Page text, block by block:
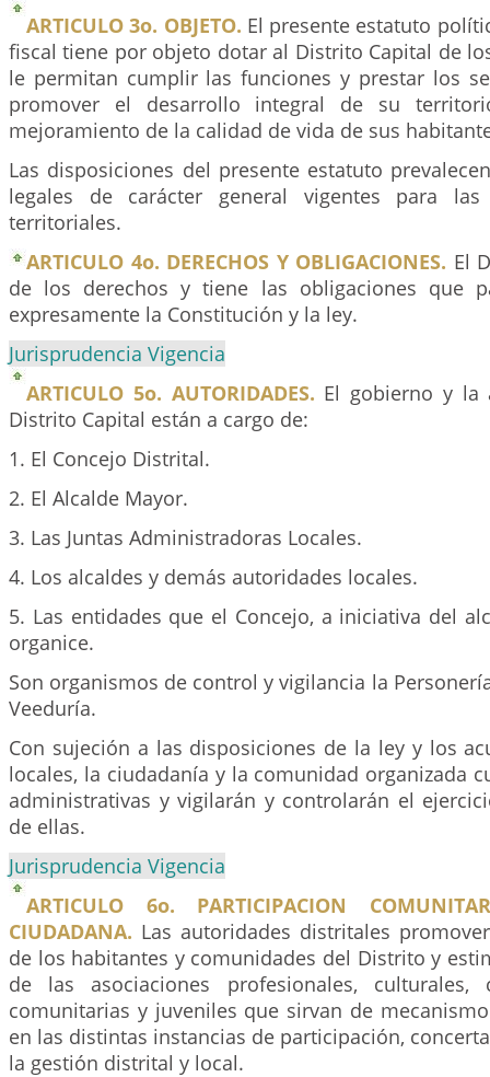
ARTICULO 3o. OBJETO. El presente estatuto
fiscal tiene por objeto dotar al Distrito Capital de
le permitan cumplir las funciones y prestar los
promover el desarrollo integral de su
mejoramiento de la calidad de vida de sus
Las disposiciones del presente estatuto
legales de carácter general vigentes para las
territoriales.
ARTICULO 4o. DERECHOS Y OBLIGACIONES. El
de los derechos y tiene las obligaciones que
expresamente la Constitución y la ley.
Jurisprudencia Vigencia
ARTICULO 5o. AUTORIDADES. El gobierno y la
Distrito Capital están a cargo de:
1. El Concejo Distrital.
2. El Alcalde Mayor.
3. Las Juntas Administradoras Locales.
4. Los alcaldes y demás autoridades locales.
5. Las entidades que el Concejo, a iniciativa del
organice.
Son organismos de control y vigilancia la
Veeduría.
Con sujeción a las disposiciones de la ley y los
locales, la ciudadanía y la comunidad organizada
administrativas y vigilarán y controlarán el
de ellas.
Jurisprudencia Vigencia
ARTICULO 6o. PARTICIPACION
CIUDADANA. Las autoridades distritales
de los habitantes y comunidades del Distrito y
de las asociaciones profesionales, culturales,
comunitarias y juveniles que sirvan de
en las distintas instancias de participación,
la gestión distrital y local.